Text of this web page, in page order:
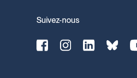
Suivez-nous
Facebook-
svg
Instagram-
svg
LinkedIn-
svg